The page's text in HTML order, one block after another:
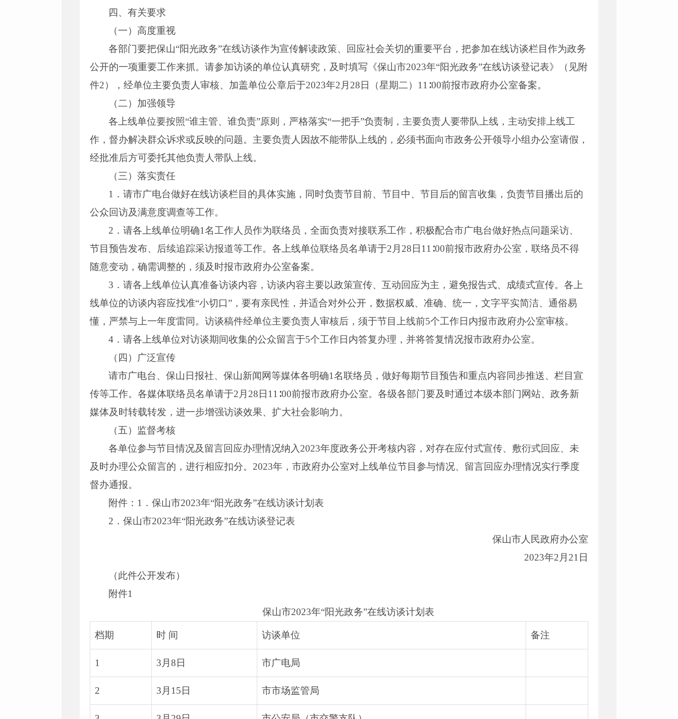
四、有关要求
（一）高度重视
各部门要把保山“阳光政务”在线访谈作为宣传解读政策、回应社会关切的重要平台，把参加在线访谈栏目作为政务
公开的一项重要工作来抓。请参加访谈的单位认真研究，及时填写《保山市2023年“阳光政务”在线访谈登记表》（见附
件2），经单位主要负责人审核、加盖单位公章后于2023年2月28日（星期二）11∶00前报市政府办公室备案。
（二）加强领导
各上线单位要按照“谁主管、谁负责”原则，严格落实“一把手”负责制，主要负责人要带队上线，主动安排上线工
作，督办解决群众诉求或反映的问题。主要负责人因故不能带队上线的，必须书面向市政务公开领导小组办公室请假，
经批准后方可委托其他负责人带队上线。
（三）落实责任
1．请市广电台做好在线访谈栏目的具体实施，同时负责节目前、节目中、节目后的留言收集，负责节目播出后的
公众回访及满意度调查等工作。
2．请各上线单位明确1名工作人员作为联络员，全面负责对接联系工作，积极配合市广电台做好热点问题采访、
节目预告发布、后续追踪采访报道等工作。各上线单位联络员名单请于2月28日11∶00前报市政府办公室，联络员不得
随意变动，确需调整的，须及时报市政府办公室备案。
3．请各上线单位认真准备访谈内容，访谈内容主要以政策宣传、互动回应为主，避免报告式、成绩式宣传。各上
线单位的访谈内容应找准“小切口”，要有亲民性，并适合对外公开，数据权威、准确、统一，文字平实简洁、通俗易
懂，严禁与上一年度雷同。访谈稿件经单位主要负责人审核后，须于节目上线前5个工作日内报市政府办公室审核。
4．请各上线单位对访谈期间收集的公众留言于5个工作日内答复办理，并将答复情况报市政府办公室。
（四）广泛宣传
请市广电台、保山日报社、保山新闻网等媒体各明确1名联络员，做好每期节目预告和重点内容同步推送、栏目宣
传等工作。各媒体联络员名单请于2月28日11∶00前报市政府办公室。各级各部门要及时通过本级本部门网站、政务新
媒体及时转载转发，进一步增强访谈效果、扩大社会影响力。
（五）监督考核
各单位参与节目情况及留言回应办理情况纳入2023年度政务公开考核内容，对存在应付式宣传、敷衍式回应、未
及时办理公众留言的，进行相应扣分。2023年，市政府办公室对上线单位节目参与情况、留言回应办理情况实行季度
督办通报。
附件：1．保山市2023年“阳光政务”在线访谈计划表
2．保山市2023年“阳光政务”在线访谈登记表
保山市人民政府办公室
2023年2月21日
（此件公开发布）
附件1
保山市2023年“阳光政务”在线访谈计划表
档期 时 间 访谈单位 备注
1 3月8日 市广电局
2 3月15日 市市场监管局